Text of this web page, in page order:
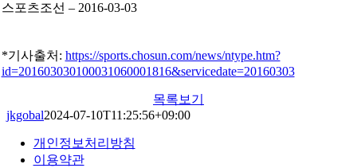
스포츠조선 – 2016-03-03
*기사출처: https://sports.chosun.com/news/ntype.htm?
id=201603030100031060001816&servicedate=20160303
목록보기
jkgobal2024-07-10T11:25:56+09:00
개인정보처리방침
이용약관